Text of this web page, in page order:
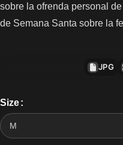
sobre la ofrenda personal
de Semana Santa sobre la
JPG
Size